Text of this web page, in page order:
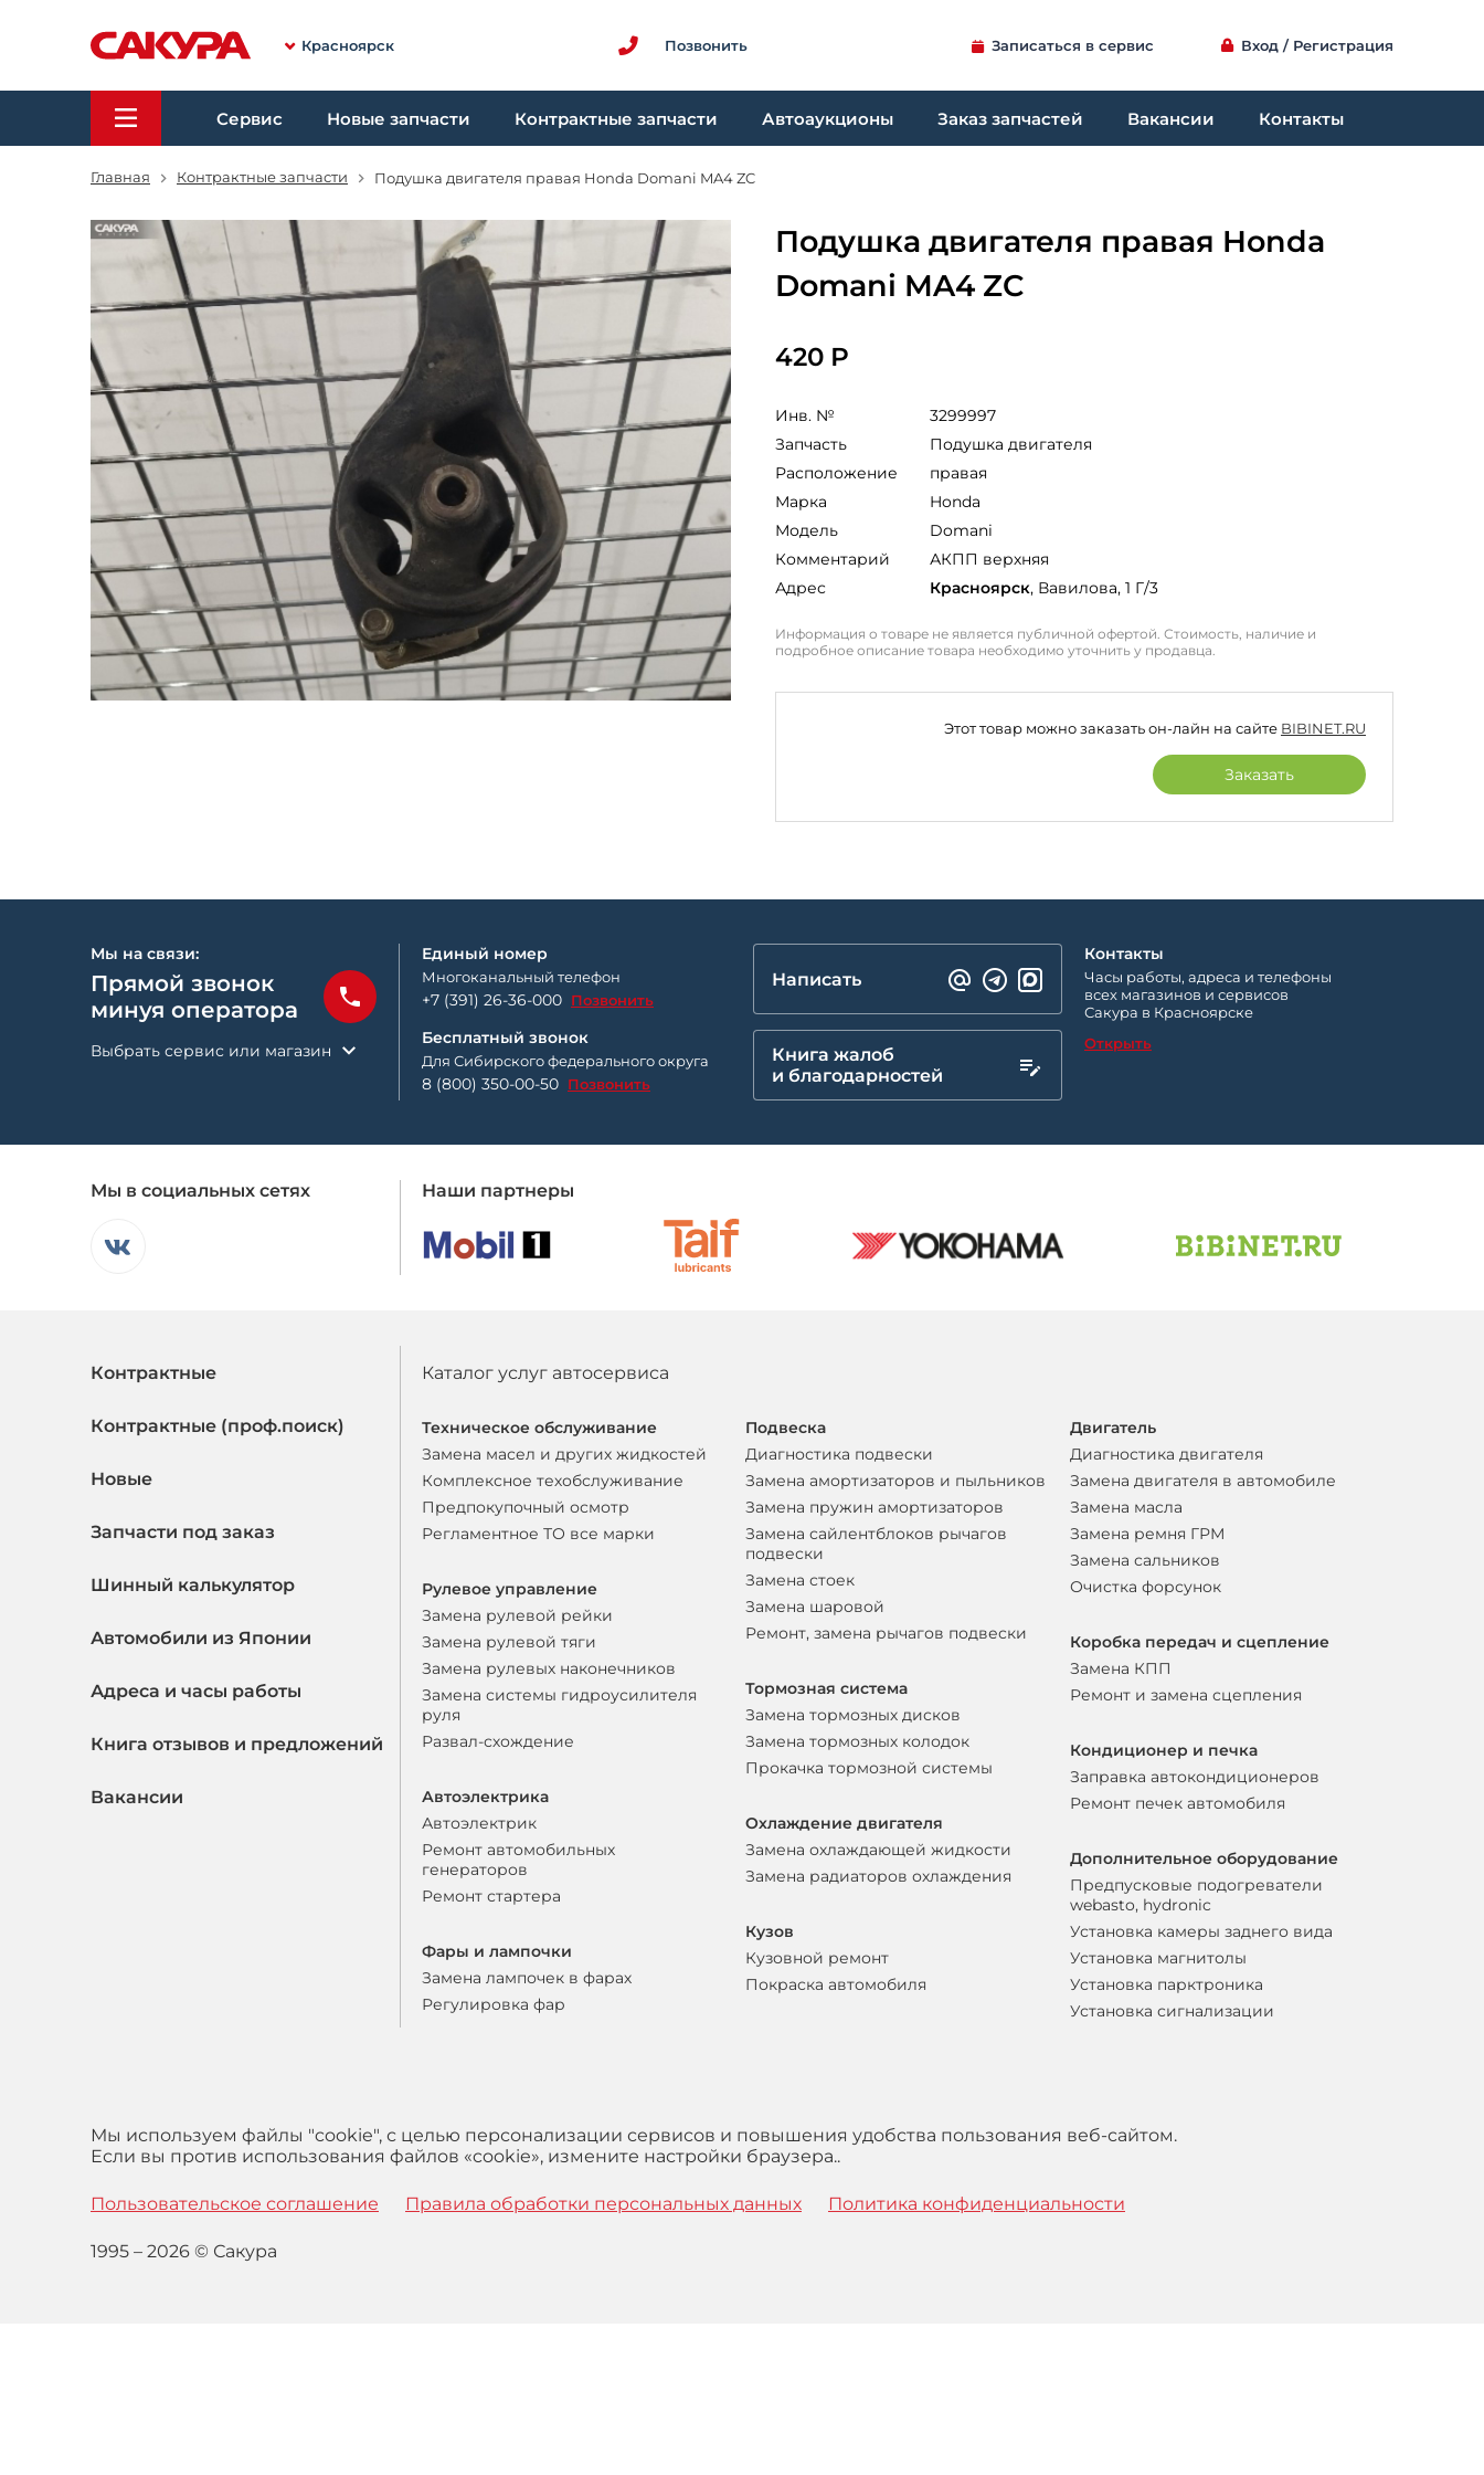
Красноярск Позвонить Записаться в сервис Вход / Регистрация
Сервис Новые запчасти Контрактные запчасти Автоаукционы Заказ запчастей Вакансии Контакты
Главная Контрактные запчасти Подушка двигателя правая Honda Domani MA4 ZC
Подушка двигателя правая Honda
Domani MA4 ZC
420 Р
Инв. №
3299997
Запчасть
Подушка двигателя
Расположение
правая
Марка
Honda
Модель
Domani
Комментарий
АКПП верхняя
Адрес
Красноярск, Вавилова, 1 Г/3
Информация о товаре не является публичной офертой. Стоимость, наличие и
подробное описание товара необходимо уточнить у продавца.
Этот товар можно заказать он-лайн на сайте BIBINET.RU
Заказать
Мы на связи:
Прямой звонок
минуя оператора
Выбрать сервис или магазин
Единый номер
Многоканальный телефон
+7 (391) 26-36-000 Позвонить
Бесплатный звонок
Для Сибирского федерального округа
8 (800) 350-00-50 Позвонить
Написать
Книга жалоб
и благодарностей
Контакты
Часы работы, адреса и телефоны
всех магазинов и сервисов
Сакура в Красноярске
Открыть
Мы в социальных сетях Наши партнеры
Контрактные
Контрактные (проф.поиск)
Новые
Запчасти под заказ
Шинный калькулятор
Автомобили из Японии
Адреса и часы работы
Книга отзывов и предложений
Вакансии
Каталог услуг автосервиса
Техническое обслуживание
Замена масел и других жидкостей
Комплексное техобслуживание
Предпокупочный осмотр
Регламентное ТО все марки
Рулевое управление
Замена рулевой рейки
Замена рулевой тяги
Замена рулевых наконечников
Замена системы гидроусилителя
руля
Развал-схождение
Автоэлектрика
Автоэлектрик
Ремонт автомобильных
генераторов
Ремонт стартера
Фары и лампочки
Замена лампочек в фарах
Регулировка фар
Подвеска
Диагностика подвески
Замена амортизаторов и пыльников
Замена пружин амортизаторов
Замена сайлентблоков рычагов
подвески
Замена стоек
Замена шаровой
Ремонт, замена рычагов подвески
Тормозная система
Замена тормозных дисков
Замена тормозных колодок
Прокачка тормозной системы
Охлаждение двигателя
Замена охлаждающей жидкости
Замена радиаторов охлаждения
Кузов
Кузовной ремонт
Покраска автомобиля
Двигатель
Диагностика двигателя
Замена двигателя в автомобиле
Замена масла
Замена ремня ГРМ
Замена сальников
Очистка форсунок
Коробка передач и сцепление
Замена КПП
Ремонт и замена сцепления
Кондиционер и печка
Заправка автокондиционеров
Ремонт печек автомобиля
Дополнительное оборудование
Предпусковые подогреватели
webasto, hydronic
Установка камеры заднего вида
Установка магнитолы
Установка парктроника
Установка сигнализации
Мы используем файлы "cookie", с целью персонализации сервисов и повышения удобства пользования веб-сайтом.
Если вы против использования файлов «cookie», измените настройки браузера..
Пользовательское соглашение Правила обработки персональных данных Политика конфиденциальности
1995 – 2026 © Сакура